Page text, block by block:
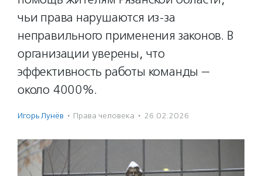
чьи права нарушаются из-за
неправильного применения законов. В
организации уверены, что
эффективность работы команды —
около 4000%.
Игорь Лунёв · Права человека · 26.02.2026